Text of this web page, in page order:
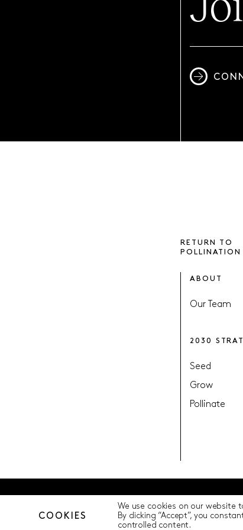
RETURN TO
POLLINATION
ABOUT
Our Team
2030
Seed
Grow
Pollinate
© Pollination Foundation 2025 (ABN 29 633 992 604)
COOKIES
We use cookies on our website
By clicking “Accept”, you
controlled content.